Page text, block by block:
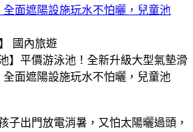
面遮陽設施玩水不怕曬，兒童池
國內旅遊
子出門放電消暑，又怕太陽曬過頭，